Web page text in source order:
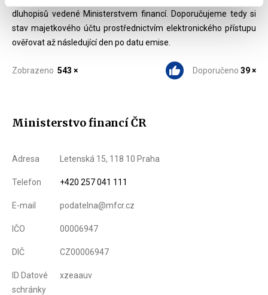
dluhopisů vedené Ministerstvem financí. Doporučujeme tedy si
stav majetkového účtu prostřednictvím elektronického přístupu
ověřovat až následující den po datu emise.
Zobrazeno 543 × Doporučeno 39 ×
Ministerstvo financí ČR
Adresa Letenská 15, 118 10 Praha
Telefon +420 257 041 111
E-mail podatelna@mfcr.cz
IČO 00006947
DIČ CZ00006947
ID Datové
schránky
xzeaauv